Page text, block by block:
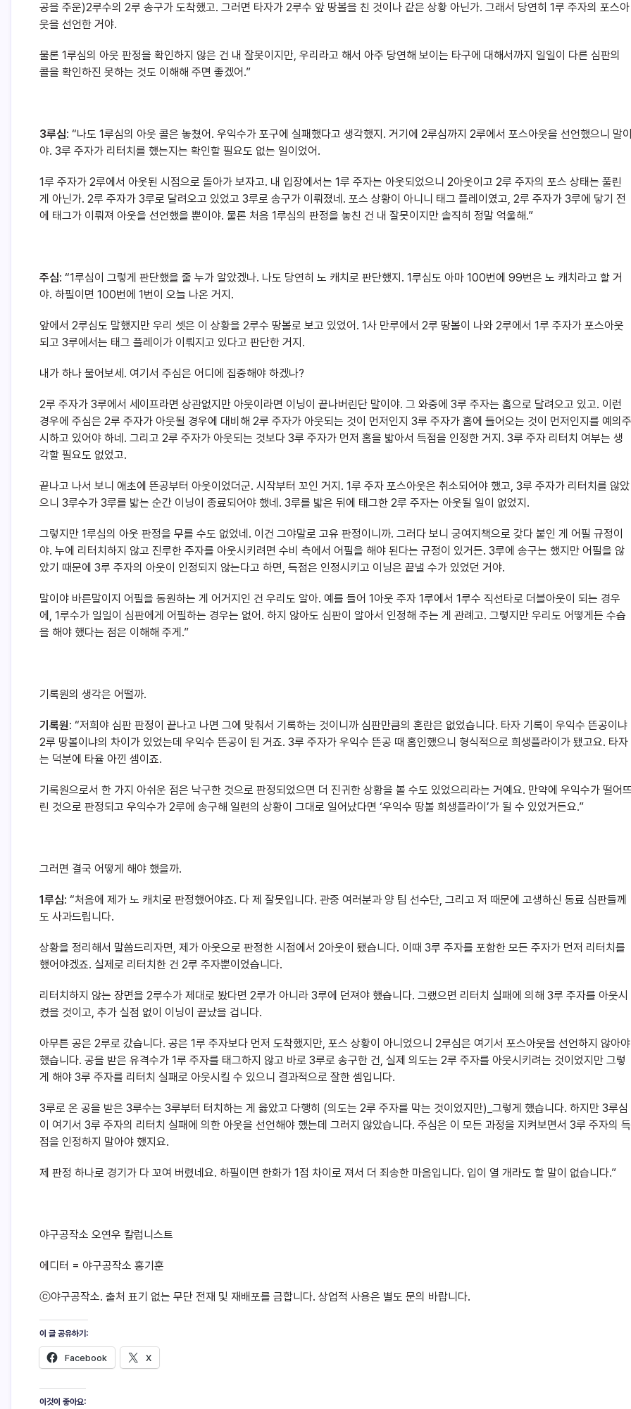
공을 주운)2루수의 2루 송구가 도착했고. 그러면 타자가 2루수 앞 땅볼을 친 것이나 같은 상황 아닌가. 그래서 당연히 1루 주자의 포스아
웃을 선언한 거야.
물론 1루심의 아웃 판정을 확인하지 않은 건 내 잘못이지만, 우리라고 해서 아주 당연해 보이는 타구에 대해서까지 일일이 다른 심판의
콜을 확인하진 못하는 것도 이해해 주면 좋겠어.”
3루심: “나도 1루심의 아웃 콜은 놓쳤어. 우익수가 포구에 실패했다고 생각했지. 거기에 2루심까지 2루에서 포스아웃을 선언했으니 말
야. 3루 주자가 리터치를 했는지는 확인할 필요도 없는 일이었어.
1루 주자가 2루에서 아웃된 시점으로 돌아가 보자고. 내 입장에서는 1루 주자는 아웃되었으니 2아웃이고 2루 주자의 포스 상태는 풀린
게 아닌가. 2루 주자가 3루로 달려오고 있었고 3루로 송구가 이뤄졌네. 포스 상황이 아니니 태그 플레이였고, 2루 주자가 3루에 닿기 전
에 태그가 이뤄져 아웃을 선언했을 뿐이야. 물론 처음 1루심의 판정을 놓친 건 내 잘못이지만 솔직히 정말 억울해.”
주심: “1루심이 그렇게 판단했을 줄 누가 알았겠나. 나도 당연히 노 캐치로 판단했지. 1루심도 아마 100번에 99번은 노 캐치라고 할 거
야. 하필이면 100번에 1번이 오늘 나온 거지.
앞에서 2루심도 말했지만 우리 셋은 이 상황을 2루수 땅볼로 보고 있었어. 1사 만루에서 2루 땅볼이 나와 2루에서 1루 주자가 포스아웃
되고 3루에서는 태그 플레이가 이뤄지고 있다고 판단한 거지.
내가 하나 물어보세. 여기서 주심은 어디에 집중해야 하겠나?
2루 주자가 3루에서 세이프라면 상관없지만 아웃이라면 이닝이 끝나버린단 말이야. 그 와중에 3루 주자는 홈으로 달려오고 있고. 이런
경우에 주심은 2루 주자가 아웃될 경우에 대비해 2루 주자가 아웃되는 것이 먼저인지 3루 주자가 홈에 들어오는 것이 먼저인지를 예의주
시하고 있어야 하네. 그리고 2루 주자가 아웃되는 것보다 3루 주자가 먼저 홈을 밟아서 득점을 인정한 거지. 3루 주자 리터치 여부는 생
각할 필요도 없었고.
끝나고 나서 보니 애초에 뜬공부터 아웃이었더군. 시작부터 꼬인 거지. 1루 주자 포스아웃은 취소되어야 했고, 3루 주자가 리터치를 않았
으니 3루수가 3루를 밟는 순간 이닝이 종료되어야 했네. 3루를 밟은 뒤에 태그한 2루 주자는 아웃될 일이 없었지.
그렇지만 1루심의 아웃 판정을 무를 수도 없었네. 이건 그야말로 고유 판정이니까. 그러다 보니 궁여지책으로 갖다 붙인 게 어필 규정이
야. 누에 리터치하지 않고 진루한 주자를 아웃시키려면 수비 측에서 어필을 해야 된다는 규정이 있거든. 3루에 송구는 했지만 어필을 않
았기 때문에 3루 주자의 아웃이 인정되지 않는다고 하면, 득점은 인정시키고 이닝은 끝낼 수가 있었던 거야.
말이야 바른말이지 어필을 동원하는 게 어거지인 건 우리도 알아. 예를 들어 1아웃 주자 1루에서 1루수 직선타로 더블아웃이 되는 경우
에, 1루수가 일일이 심판에게 어필하는 경우는 없어. 하지 않아도 심판이 알아서 인정해 주는 게 관례고. 그렇지만 우리도 어떻게든 수습
을 해야 했다는 점은 이해해 주게.”
기록원의 생각은 어떨까.
기록원: “저희야 심판 판정이 끝나고 나면 그에 맞춰서 기록하는 것이니까 심판만큼의 혼란은 없었습니다. 타자 기록이 우익수 뜬공이냐
2루 땅볼이냐의 차이가 있었는데 우익수 뜬공이 된 거죠. 3루 주자가 우익수 뜬공 때 홈인했으니 형식적으로 희생플라이가 됐고요. 타자
는 덕분에 타율 아낀 셈이죠.
기록원으로서 한 가지 아쉬운 점은 낙구한 것으로 판정되었으면 더 진귀한 상황을 볼 수도 있었으리라는 거예요. 만약에 우익수가 떨어
린 것으로 판정되고 우익수가 2루에 송구해 일련의 상황이 그대로 일어났다면 ‘우익수 땅볼 희생플라이’가 될 수 있었거든요.”
그러면 결국 어떻게 해야 했을까.
1루심: “처음에 제가 노 캐치로 판정했어야죠. 다 제 잘못입니다. 관중 여러분과 양 팀 선수단, 그리고 저 때문에 고생하신 동료 심판들께
도 사과드립니다.
상황을 정리해서 말씀드리자면, 제가 아웃으로 판정한 시점에서 2아웃이 됐습니다. 이때 3루 주자를 포함한 모든 주자가 먼저 리터치를
했어야겠죠. 실제로 리터치한 건 2루 주자뿐이었습니다.
리터치하지 않는 장면을 2루수가 제대로 봤다면 2루가 아니라 3루에 던져야 했습니다. 그랬으면 리터치 실패에 의해 3루 주자를 아웃시
켰을 것이고, 추가 실점 없이 이닝이 끝났을 겁니다.
아무튼 공은 2루로 갔습니다. 공은 1루 주자보다 먼저 도착했지만, 포스 상황이 아니었으니 2루심은 여기서 포스아웃을 선언하지 않아야
했습니다. 공을 받은 유격수가 1루 주자를 태그하지 않고 바로 3루로 송구한 건, 실제 의도는 2루 주자를 아웃시키려는 것이었지만 그렇
게 해야 3루 주자를 리터치 실패로 아웃시킬 수 있으니 결과적으로 잘한 셈입니다.
3루로 온 공을 받은 3루수는 3루부터 터치하는 게 옳았고 다행히 (의도는 2루 주자를 막는 것이었지만)_그렇게 했습니다. 하지만 3루심
이 여기서 3루 주자의 리터치 실패에 의한 아웃을 선언해야 했는데 그러지 않았습니다. 주심은 이 모든 과정을 지켜보면서 3루 주자의 득
점을 인정하지 말아야 했지요.
제 판정 하나로 경기가 다 꼬여 버렸네요. 하필이면 한화가 1점 차이로 져서 더 죄송한 마음입니다. 입이 열 개라도 할 말이 없습니다.”
야구공작소 오연우 칼럼니스트
에디터 = 야구공작소 홍기훈
ⓒ야구공작소. 출처 표기 없는 무단 전재 및 재배포를 금합니다. 상업적 사용은 별도 문의 바랍니다.
이 글 공유하기:
Facebook X
이것이 좋아요: